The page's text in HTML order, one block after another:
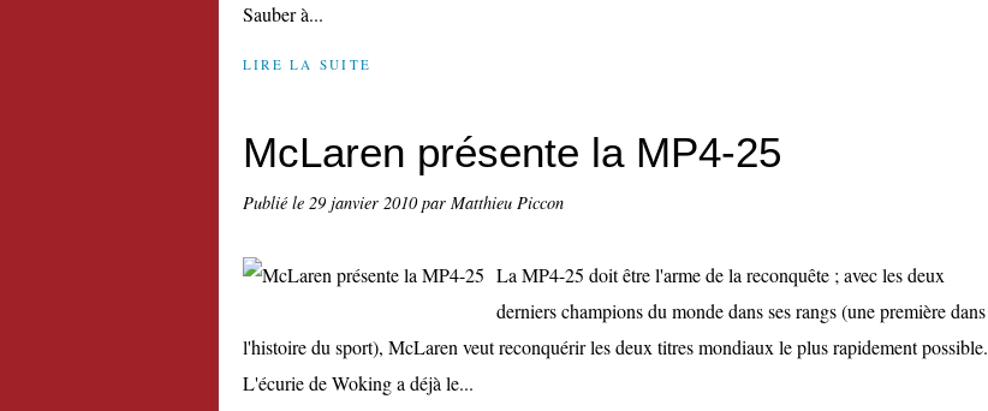
Sauber à...
LIRE LA SUITE
McLaren présente la MP4-25
Publié le 29 janvier 2010par Matthieu Piccon
La MP4-25 doit être l'arme de la reconquête ; avec les deux
derniers champions du monde dans ses rangs (une première dans
l'histoire du sport), McLaren veut reconquérir les deux titres mondiaux le plus rapidement possible.
L'écurie de Woking a déjà le...